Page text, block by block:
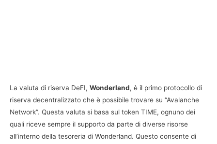
La valuta di riserva DeFI, Wonderland, è il primo protocollo di
riserva decentralizzato che è possibile trovare su “Avalanche
Network”. Questa valuta si basa sul token TIME, ognuno dei
quali riceve sempre il supporto da parte di diverse risorse
all’interno della tesoreria di Wonderland. Questo consente di